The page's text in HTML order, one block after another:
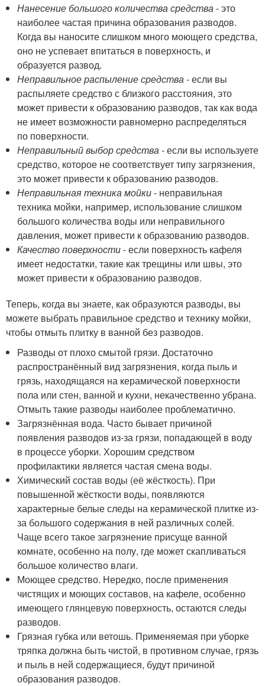
Нанесение большого количества средства - это
наиболее частая причина образования разводов.
Когда вы наносите слишком много моющего средства,
оно не успевает впитаться в поверхность, и
образуется развод.
Неправильное распыление средства - если вы
распыляете средство с близкого расстояния, это
может привести к образованию разводов, так как вода
не имеет возможности равномерно распределяться
по поверхности.
Неправильный выбор средства - если вы используете
средство, которое не соответствует типу загрязнения,
это может привести к образованию разводов.
Неправильная техника мойки- неправильная
техника мойки, например, использование слишком
большого количества воды или неправильного
давления, может привести к образованию разводов.
Качество поверхности- если поверхность кафеля
имеет недостатки, такие как трещины или швы, это
может привести к образованию разводов.
Теперь, когда вы знаете, как образуются разводы, вы
можете выбрать правильное средство и технику мойки,
чтобы отмыть плитку в ванной без разводов.
Разводы от плохо смытой грязи. Достаточно
распространённый вид загрязнения, когда пыль и
грязь, находящаяся на керамической поверхности
пола или стен, ванной и кухни, некачественно убрана.
Отмыть такие разводы наиболее проблематично.
Загрязнённая вода. Часто бывает причиной
появления разводов из-за грязи, попадающей в воду
в процессе уборки. Хорошим средством
профилактики является частая смена воды.
Химический состав воды (её жёсткость). При
повышенной жёсткости воды, появляются
характерные белые следы на керамической плитке из-
за большого содержания в ней различных солей.
Чаще всего такое загрязнение присуще ванной
комнате, особенно на полу, где может скапливаться
большое количество влаги.
Моющее средство. Нередко, после применения
чистящих и моющих составов, на кафеле, особенно
имеющего глянцевую поверхность, остаются следы
разводов.
Грязная губка или ветошь. Применяемая при уборке
тряпка должна быть чистой, в противном случае, грязь
и пыль в ней содержащиеся, будут причиной
образования разводов.